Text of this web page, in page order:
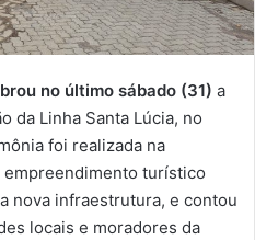
no último sábado (31) a
da Linha Santa Lúcia, no
foi realizada na
empreendimento turístico
nova infraestrutura, e contou
locais e moradores da